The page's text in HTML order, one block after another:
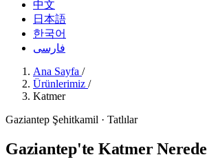
中文
日本語
한국어
فارسی
Ana Sayfa /
Ürünlerimiz /
Katmer
Gaziantep Şehitkamil · Tatlılar
Gaziantep'te Katmer